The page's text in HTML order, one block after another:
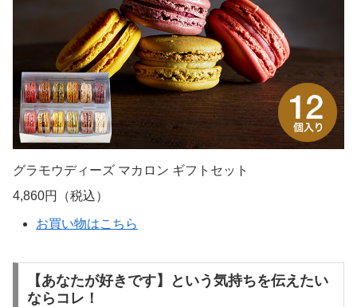
グラモウディーズ マカロン ギフトセット
4,860円（税込）
お買い物はこちら
【あなたが好きです】という気持ちを伝えたい
ならコレ！